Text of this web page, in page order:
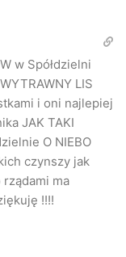
w Spółdzielni
LIS
i oni najlepiej
JAK TAKI
O NIEBO
czynszy jak
rządami ma
!!!!